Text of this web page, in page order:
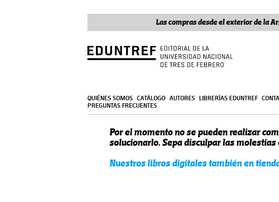
Las compras desde el exterior de la
QUIÉNES SOMOS CATÁLOGO AUTORES LIBRERÍAS EDUNTREF
PREGUNTAS FRECUENTES
Por el momento no se pueden realizar
solucionarlo. Sepa disculpar las molestias
Nuestros libros digitales también en